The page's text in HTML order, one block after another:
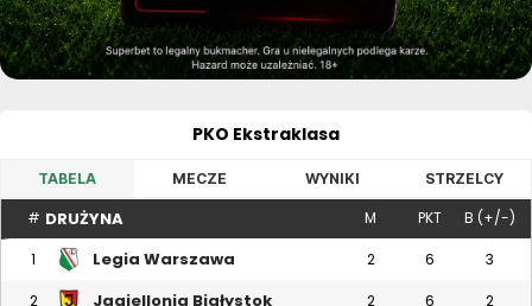
PKO Ekstraklasa
TABELA MECZE WYNIKI STRZELCY
# DRUŻYNA M PKT B (+/-)
1 Legia Warszawa 2 6 3
2 Jagiellonia Białystok 2 6 2